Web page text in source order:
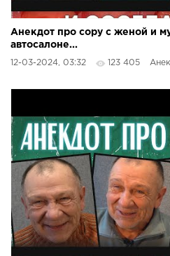
Анекдот про сору с женой и
автосалоне...
12-03-2024, 03:32 123 405